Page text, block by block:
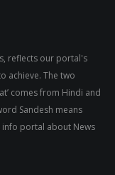
reflects our portal's
achieve. The two
comes from Hindi and
Sandesh means
info portal about News